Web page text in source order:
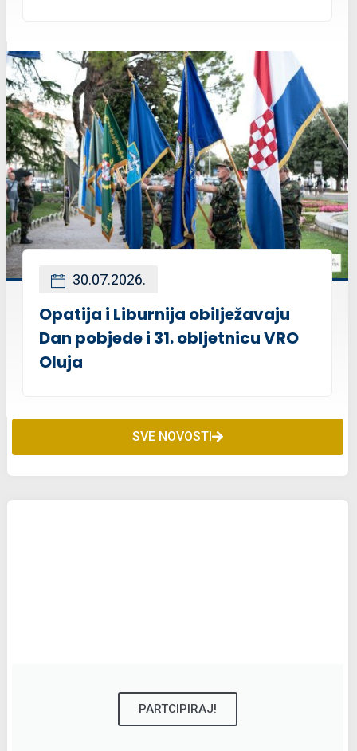
30.07.2026.
Opatija i Liburnija obilježavaju
Dan pobjede i 31. obljetnicu VRO
Oluja
SVE NOVOSTI
PARTCIPIRAJ!